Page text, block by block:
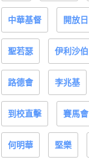
中華基督 開放日
聖若瑟 伊利沙伯
路德會 李兆基
到校直擊 賽馬會
何明華 堅樂